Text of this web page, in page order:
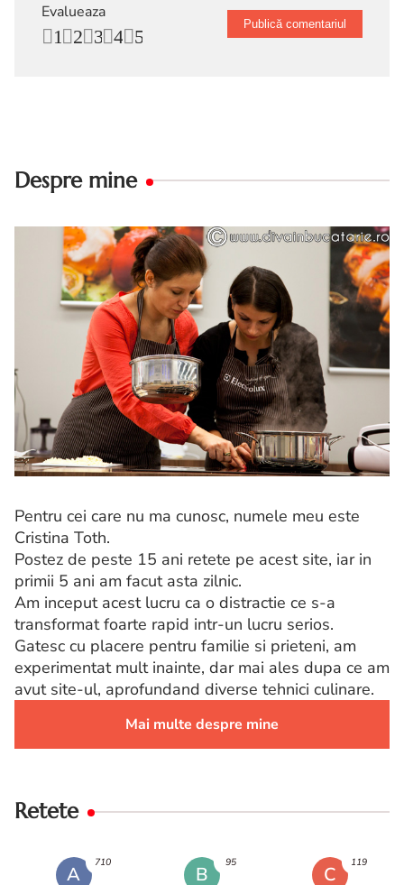
Evalueaza
5
4
3
2
1
Despre mine
Pentru cei care nu ma cunosc, numele meu este
Cristina Toth.
Postez de peste 15 ani retete pe acest site, iar in
primii 5 ani am facut asta zilnic.
Am inceput acest lucru ca o distractie ce s-a
transformat foarte rapid intr-un lucru serios.
Gatesc cu placere pentru familie si prieteni, am
experimentat mult inainte, dar mai ales dupa ce am
avut site-ul, aprofundand diverse tehnici culinare.
Mai multe despre mine
Retete
A
710
B
95
C
119